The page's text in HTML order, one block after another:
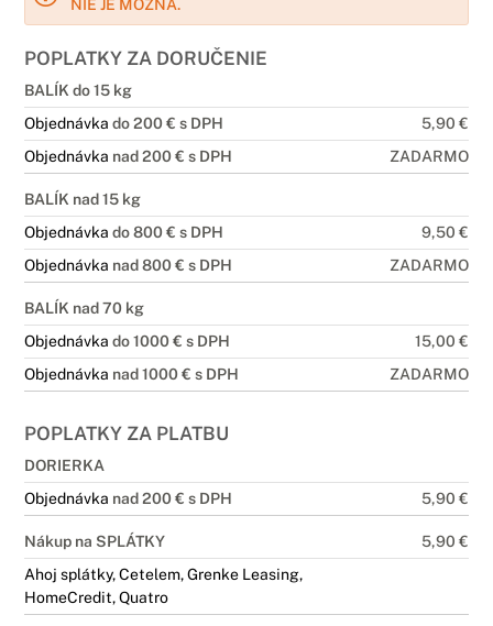
NIE JE MOŽNÁ.
POPLATKY ZA DORUČENIE
BALÍK do 15 kg
Objednávka do 200 € s DPH
5,90 €
Objednávka nad 200 € s DPH ZADARMO
BALÍK nad 15 kg
Objednávka do 800 € s DPH
9,50 €
Objednávka nad 800 € s DPH ZADARMO
BALÍK nad 70 kg
Objednávka do 1000 € s DPH
15,00 €
Objednávka nad 1000 € s DPH ZADARMO
POPLATKY ZA PLATBU
DORIERKA
Objednávka nad 200 € s DPH 5,90 €
Nákup na SPLÁTKY
5,90 €
Ahoj splátky, Cetelem, Grenke Leasing,
HomeCredit, Quatro